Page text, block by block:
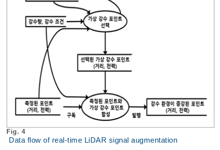
Fig. 4
Data flow of real-time LiDAR signal augmentation